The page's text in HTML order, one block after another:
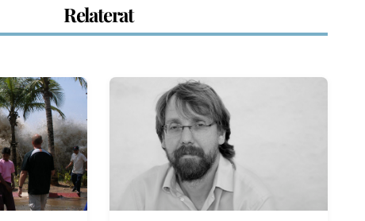
Relaterat